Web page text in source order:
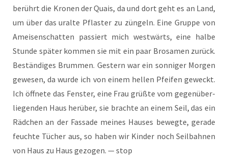
berührt die Kro­nen der Quais, da und dort geht es an Land,
um über das uralte Pflas­ter zu zün­geln. Eine Grup­pe von
Amei­sen­schat­ten pas­siert mich west­wärts, eine hal­be
Stun­de spä­ter kom­men sie mit ein paar Bro­sa­men zurück.
Bestän­di­ges Brum­men. Ges­tern war ein son­ni­ger Mor­gen
gewe­sen, da wur­de ich von einem hel­len Pfei­fen geweckt.
Ich öff­ne­te das Fens­ter, eine Frau grüß­te vom gegen­über­
lie­gen­den Haus her­über, sie brach­te an einem Seil, das ein
Räd­chen an der Fas­sa­de mei­nes Hau­ses beweg­te, gera­de
feuch­te Tücher aus, so haben wir Kin­der noch Seil­bah­nen
von Haus zu Haus gezo­gen. — stop